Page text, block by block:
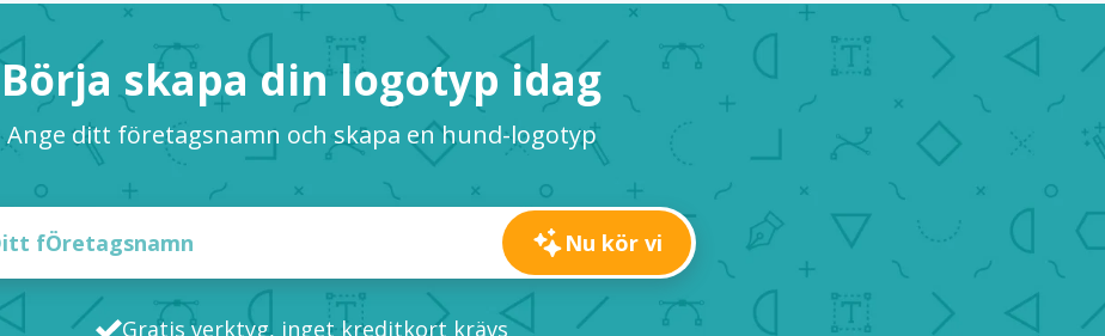
Börja skapa din logotyp idag
Ange ditt företagsnamn och skapa en hund-logotyp
Nu kör vi
Gratis verktyg, inget kreditkort krävs